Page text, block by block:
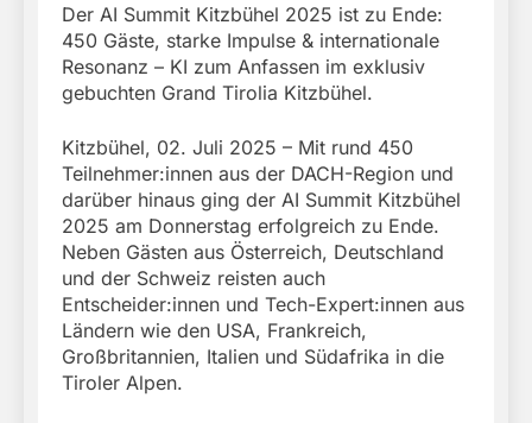
Der AI Summit Kitzbühel 2025 ist zu Ende:
450 Gäste, starke Impulse & internationale
Resonanz – KI zum Anfassen im exklusiv
gebuchten Grand Tirolia Kitzbühel.
Kitzbühel, 02. Juli 2025 – Mit rund 450
Teilnehmer:innen aus der DACH-Region und
darüber hinaus ging der AI Summit Kitzbühel
2025 am Donnerstag erfolgreich zu Ende.
Neben Gästen aus Österreich, Deutschland
und der Schweiz reisten auch
Entscheider:innen und Tech-Expert:innen aus
Ländern wie den USA, Frankreich,
Großbritannien, Italien und Südafrika in die
Tiroler Alpen.